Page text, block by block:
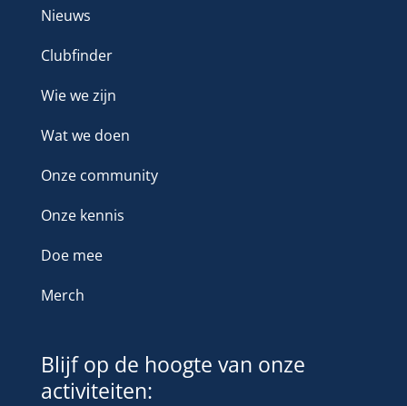
Nieuws
Clubfinder
Wie we zijn
Wat we doen
Onze community
Onze kennis
Doe mee
Merch
Blijf op de hoogte van onze
activiteiten: